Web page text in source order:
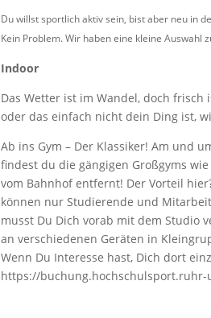
Du willst sportlich aktiv sein, bist aber neu in
Kein Problem.Wir haben eine kleine Auswahl
Indoor
Das Wetter ist im Wandel, doch
oder das einfach nicht dein Ding ist,
Ab ins Gym – Der Klassiker! Am und
findest du die gängigen Großgyms
vom Bahnhof entfernt! Der Vorteil
können nur Studierende und
musst Du Dich vorab mit dem
an verschiedenen Geräten in
Wenn Du Interesse hast, Dich dort
https://